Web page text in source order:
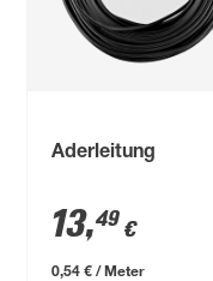
Aderleitung
13,49 €
0,54 € / Meter